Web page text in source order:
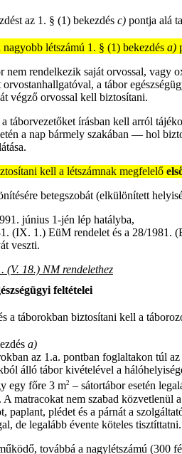
az 1. § (1) bekezdés c) pontja alá
létszámú 1. § (1) bekezdés a)
nem rendelkezik saját orvossal, vagy
a tábor
végző orvossal kell biztosítani.
táborvezetőket írásban kell arról
a nap bármely szakában — hol
kell a létszámnak megfelelő
betegszobát (elkülönített
június 1-jén lép hatályba,
(IX. 1.) EüM rendelet és a 28/1981.
veszti.
(V. 18.) NM rendelethez
feltételei
a táborokban biztosítani kell a
a)
az 1.a. pontban foglaltakon túl
álló tábor kivételével a
egy főre 3 m2 – sátortábor esetén
A matracokat nem szabad közvetlenül
paplant, plédet és a párnát a
de legalább évente köteles tisztíttatni.
továbbá a nagylétszámú (300